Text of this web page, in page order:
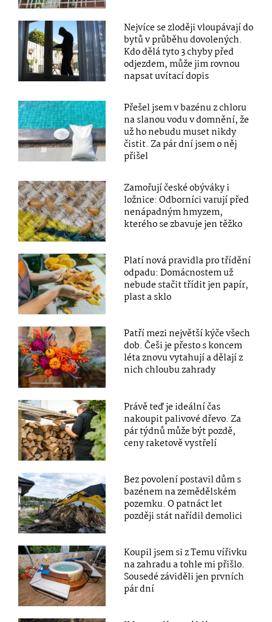
Nejvíce se zloději vloupávají do
bytů v průběhu dovolených.
Kdo dělá tyto 3 chyby před
odjezdem, může jim rovnou
napsat uvítací dopis
Přešel jsem v bazénu z chloru
na slanou vodu v domnění, že
už ho nebudu muset nikdy
čistit. Za pár dní jsem o něj
přišel
Zamořují české obýváky i
ložnice: Odborníci varují před
nenápadným hmyzem,
kterého se zbavuje jen těžko
Platí nová pravidla pro třídění
odpadu: Domácnostem už
nebude stačit třídit jen papír,
plast a sklo
Patří mezi největší kýče všech
dob. Češi je přesto s koncem
léta znovu vytahují a dělají z
nich chloubu zahrady
Právě teď je ideální čas
nakoupit palivové dřevo. Za
pár týdnů může být pozdě,
ceny raketově vystřelí
Bez povolení postavil dům s
bazénem na zemědělském
pozemku. O patnáct let
později stát nařídil demolici
Koupil jsem si z Temu vířivku
na zahradu a tohle mi přišlo.
Sousedé záviděli jen prvních
pár dní